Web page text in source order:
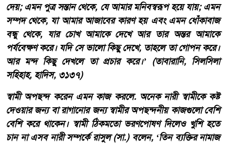
দেয়; এমন পুত্র সন্তান থেকে, যে আমার মনিবস্বরূপ হয়ে যায়; এমন
সম্পদ থেকে, যা আমার আজাবের কারণ হয় এবং এমন ধোঁকাবাজ
বন্ধু থেকে, যার চোখ আমাকে দেখে আর তার অন্তর আমাকে
পর্যবেক্ষণ করে। যদি সে ভালো কিছু দেখে, তাহলে তা গোপন করে।
আর মন্দ কিছু দেখলে তা প্রচার করে।’ (তাবারানি, সিলসিলা
সহিহাহ, হাদিস, ৩১৩৭)
স্বামী অপছন্দ করেন এমন কাজ করলে. অনেক নারী স্বামীকে কষ্ট
দেওয়ার জন্য বা রাগানোর জন্য স্বামীর অপছন্দনীয় কাজগুলো বেশি
বেশি করে থাকেন। স্বামী ঠিকমতো ভরণপোষণ দিলেও খুশি হতে
চান না এসব নারী সম্পর্কে রাসুল (সা.) বলেন, ‘তিন ব্যক্তির নামাজ